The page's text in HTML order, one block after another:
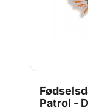
Patrol -